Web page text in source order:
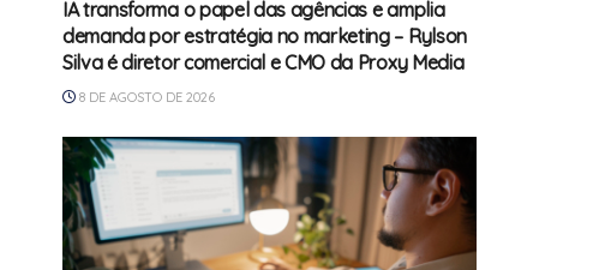
IA transforma o papel das agências e amplia
demanda por estratégia no marketing – Rylson
Silva é diretor comercial e CMO da Proxy Media
8 DE AGOSTO DE 2026